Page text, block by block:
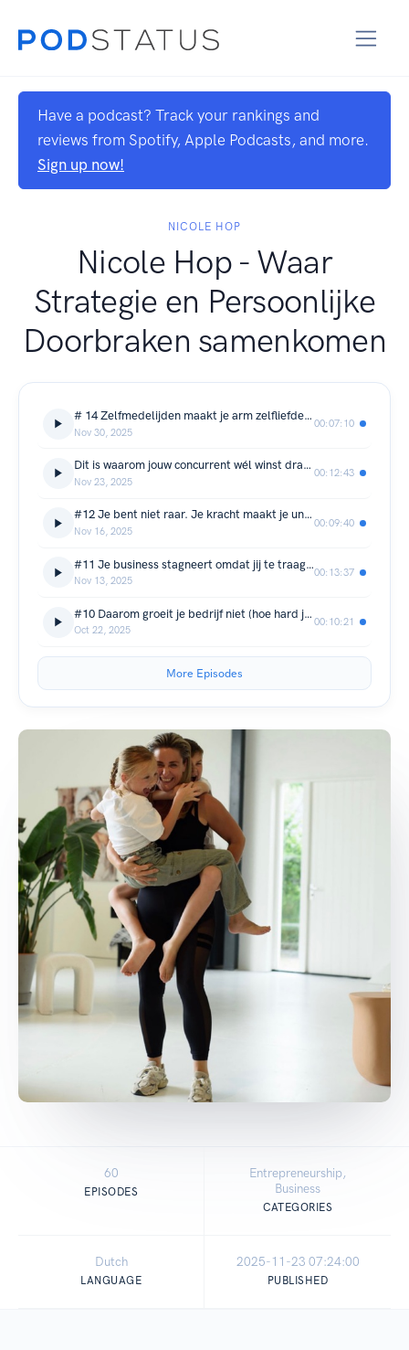
Have a podcast? Track your rankings and
reviews from Spotify, Apple Podcasts, and more.
Sign up now!
NICOLE HOP
Nicole Hop - Waar
Strategie en Persoonlijke
Doorbraken samenkomen
# 14 Zelfmedelijden maakt je arm zelfliefde maakt je winstgevend en onverslaanbaar
Nov 30, 2025
00:07:10
Dit is waarom jouw concurrent wél winst draait en jij niet
Nov 23, 2025
00:12:43
#12 Je bent niet raar. Je kracht maakt je uniek maar jouw angst maakt je onzichtbaar
Nov 16, 2025
00:09:40
#11 Je business stagneert omdat jij te traag beweegt
Nov 13, 2025
00:13:37
#10 Daarom groeit je bedrijf niet (hoe hard je ook werkt)
Oct 22, 2025
00:10:21
More Episodes
60
EPISODES
Entrepreneurship,
Business
CATEGORIES
Dutch
LANGUAGE
2025-11-23 07:24:00
PUBLISHED